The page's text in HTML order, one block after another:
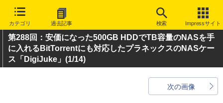
カテゴリ 過去記事 検索 Impressサイト
第288回：安価になった500GB HDDでTB容量のNASを手
に入れるBitTorrentにも対応したプラネックスのNASケー
ス「DigiJuke」 (1/14)
次の画像